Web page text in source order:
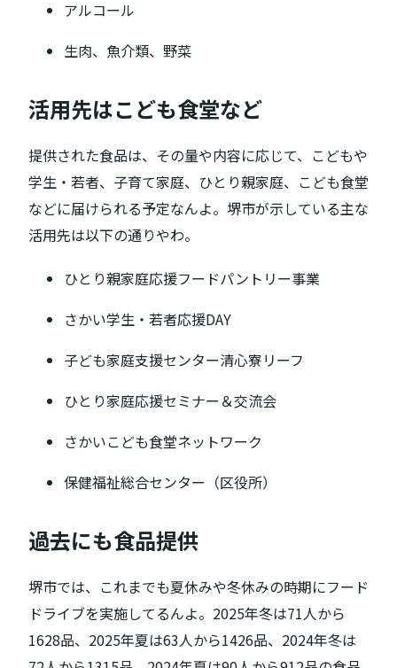
アルコール
生肉、魚介類、野菜
活用先はこども食堂など
提供された食品は、その量や内容に応じて、こどもや
学生・若者、子育て家庭、ひとり親家庭、こども食堂
などに届けられる予定なんよ。堺市が示している主な
活用先は以下の通りやわ。
ひとり親家庭応援フードパントリー事業
さかい学生・若者応援DAY
子ども家庭支援センター清心寮リーフ
ひとり家庭応援セミナー＆交流会
さかいこども食堂ネットワーク
保健福祉総合センター（区役所）
過去にも食品提供
堺市では、これまでも夏休みや冬休みの時期にフード
ドライブを実施してるんよ。2025年冬は71人から
1628品、2025年夏は63人から1426品、2024年冬は